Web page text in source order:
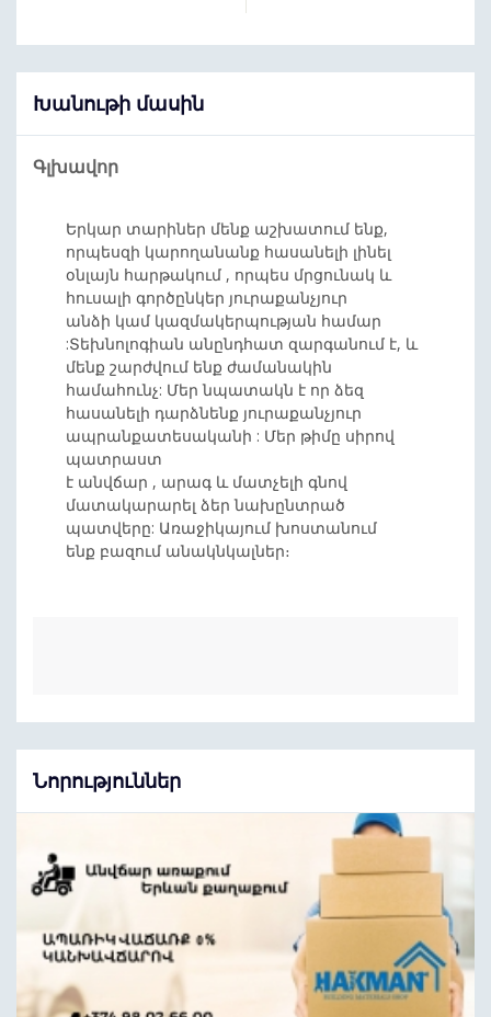
Խանութի մասին
Գլխավոր
Երկար տարիներ մենք աշխատում ենք,
որպեսզի կարողանանք հասանելի լինել
օնլայն հարթակում , որպես մրցունակ և
հուսալի գործընկեր յուրաքանչյուր
անձի կամ կազմակերպության համար
:Տեխնոլոգիան անընդհատ զարգանում է, և
մենք շարժվում ենք ժամանակին
համահունչ: Մեր նպատակն է որ ձեզ
հասանելի դարձնենք յուրաքանչյուր
ապրանքատեսականի : Մեր թիմը սիրով
պատրաստ
է անվճար , արագ և մատչելի գնով
մատակարարել ձեր նախընտրած
պատվերը: Առաջիկայում խոստանում
ենք բազում անակնկալներ։
Նորություններ